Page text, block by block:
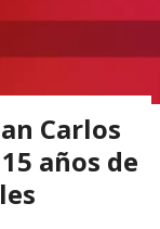
Carlos
años de